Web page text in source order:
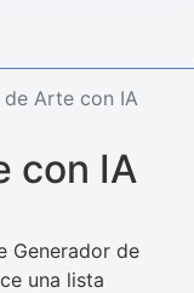
de Arte con IA
con IA
Generador de
una lista